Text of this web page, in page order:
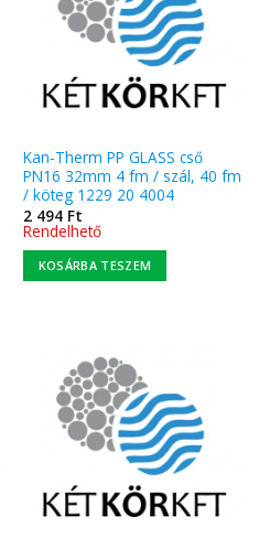
Kan-Therm PP GLASS cső
PN16 32mm 4 fm / szál, 40 fm
/ köteg 1229 20 4004
2 494 Ft
Rendelhető
KOSÁRBA TESZEM